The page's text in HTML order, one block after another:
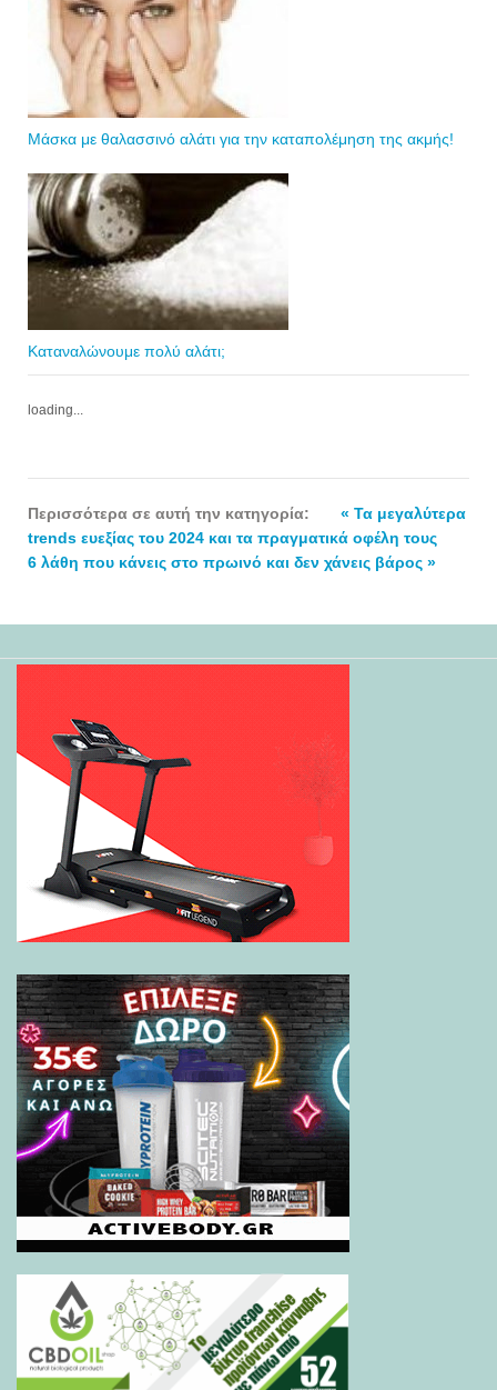
Μάσκα με θαλασσινό αλάτι για την καταπολέμηση της ακμής!
Καταναλώνουμε πολύ αλάτι;
loading...
Περισσότερα σε αυτή την κατηγορία:
« Τα μεγαλύτερα
trends ευεξίας του 2024 και τα πραγματικά οφέλη τους
6 λάθη που κάνεις στο πρωινό και δεν χάνεις βάρος »